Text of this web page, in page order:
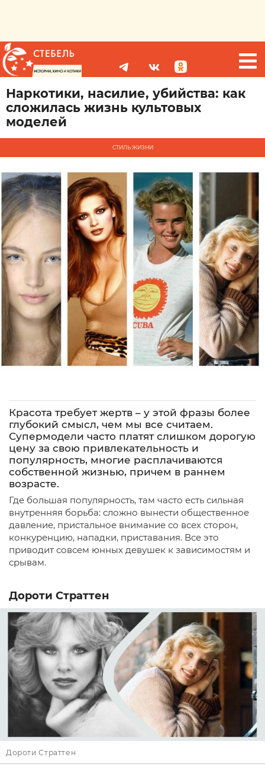
Наркотики, насилие, убийства: как
сложилась жизнь культовых
моделей
СТИЛЬ ЖИЗНИ
Красота требует жертв – у этой фразы более
глубокий смысл, чем мы все считаем.
Супермодели часто платят слишком дорогую
цену за свою привлекательность и
популярность, многие расплачиваются
собственной жизнью, причем в раннем
возрасте.
Где большая популярность, там часто есть сильная
внутренняя борьба: сложно вынести общественное
давление, пристальное внимание со всех сторон,
конкуренцию, нападки, приставания. Все это
приводит совсем юнных девушек к зависимостям и
срывам.
Дороти Страттен
Дороти Страттен